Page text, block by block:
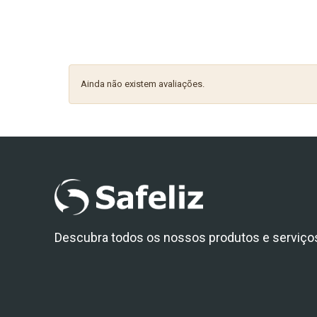
Ainda não existem avaliações.
Descubra todos os nossos produtos e